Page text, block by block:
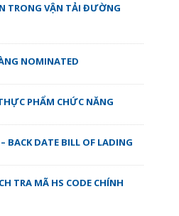
TRONG VẬN TẢI ĐƯỜNG
NOMINATED
PHẨM CHỨC NĂNG
BACK DATE BILL OF LADING
TRA MÃ HS CODE CHÍNH